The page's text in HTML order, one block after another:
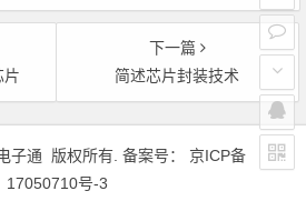
准微
机器人关节驱动革新
片
下一篇
简述芯片封装技术
子通 版权所有. 备案号： 京ICP备
17050710号-3